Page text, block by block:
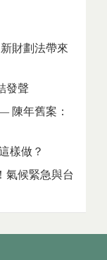
財劃法帶來
發聲
陳年舊案：
樣做？
氣候緊急與台